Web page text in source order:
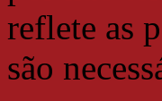
reflete as
são